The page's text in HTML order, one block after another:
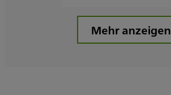
Mehr anzeigen